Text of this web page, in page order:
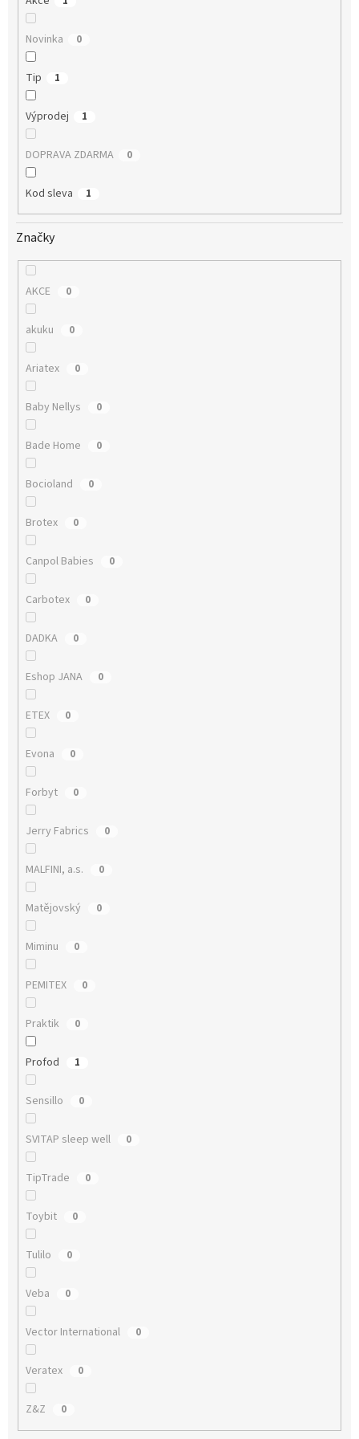
Novinka 0
Tip 1
Výprodej 1
DOPRAVA ZDARMA 0
Kod sleva 1
Značky
AKCE 0
akuku 0
Ariatex 0
Baby Nellys 0
Bade Home 0
Bocioland 0
Brotex 0
Canpol Babies 0
Carbotex 0
DADKA 0
Eshop JANA 0
ETEX 0
Evona 0
Forbyt 0
Jerry Fabrics 0
MALFINI, a.s. 0
Matějovský 0
Miminu 0
PEMITEX 0
Praktik 0
Profod 1
Sensillo 0
SVITAP sleep well 0
TipTrade 0
Toybit 0
Tulilo 0
Veba 0
Vector International 0
Veratex 0
Z&Z 0